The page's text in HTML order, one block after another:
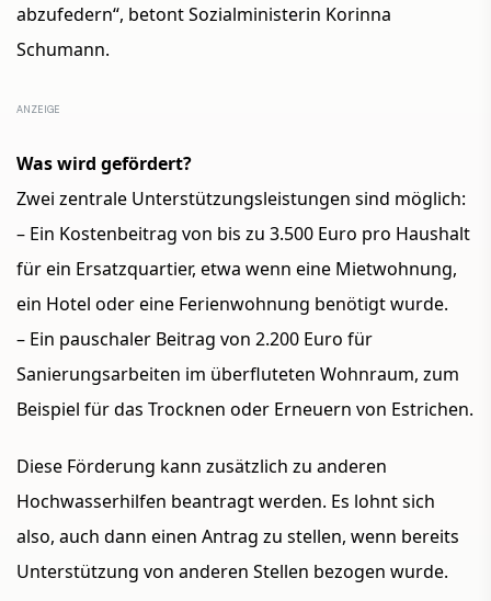
abzufedern“, betont Sozialministerin Korinna
Schumann.
Was wird gefördert?
Zwei zentrale Unterstützungsleistungen sind möglich:
– Ein Kostenbeitrag von bis zu 3.500 Euro pro Haushalt
für ein Ersatzquartier, etwa wenn eine Mietwohnung,
ein Hotel oder eine Ferienwohnung benötigt wurde.
– Ein pauschaler Beitrag von 2.200 Euro für
Sanierungsarbeiten im überfluteten Wohnraum, zum
Beispiel für das Trocknen oder Erneuern von Estrichen.
Diese Förderung kann zusätzlich zu anderen
Hochwasserhilfen beantragt werden. Es lohnt sich
also, auch dann einen Antrag zu stellen, wenn bereits
Unterstützung von anderen Stellen bezogen wurde.